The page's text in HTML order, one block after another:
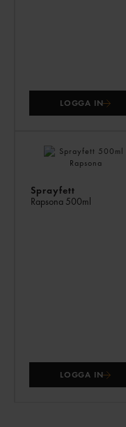
LOGGA IN
Sprayfett
Rapsona 500ml
LOGGA IN